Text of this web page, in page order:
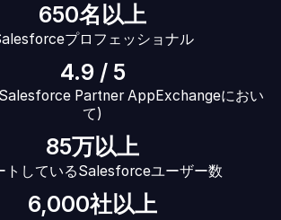
650名以上
プロフェッショナル
4.9 / 5
Partner AppExchangeにおい
て)
85万以上
トしているSalesforceユーザー数
6,000社以上